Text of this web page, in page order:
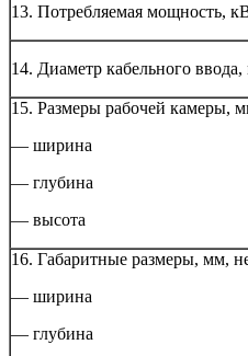
13. Потребляемая мощность,
14. Диаметр кабельного
15. Размеры рабочей камеры,
— ширина
— глубина
— высота
16. Габаритные размеры, мм,
— ширина
— глубина